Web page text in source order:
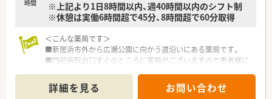
時間
※上記より1日8時間以内、週40時間以内のシフト制
※休憩は実働6時間超で45分、8時間超で60分取得
＜こんな薬局です＞
■新居浜市外から広瀬公園に向かう道沿いにある薬局です。
■門前病院出口すぐのところに薬局がございますので患者様に
■薬剤師は常時2名～3名体制。
■投薬口は2カ所あり、座り投薬となります。
詳細を見る お問い合わせ